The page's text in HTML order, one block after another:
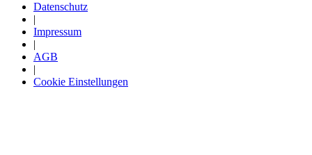
Datenschutz
|
Impressum
|
AGB
|
Cookie Einstellungen